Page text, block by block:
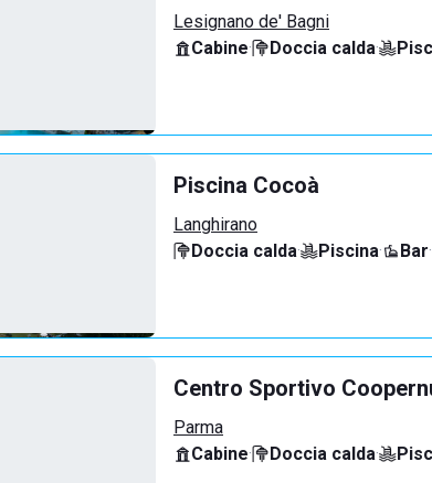
Lesignano de' Bagni
Cabine· Doccia calda·
Piscina Cocoà
Langhirano
Doccia calda· Piscina· Bar·
Centro Sportivo
Parma
Cabine· Doccia calda·